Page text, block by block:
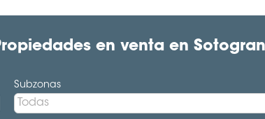
en venta en
Subzonas